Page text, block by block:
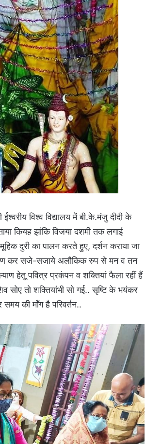
विश्व विद्यालय में बी.के.मंजु दीदी के
कियह झांकि विजया दशमी तक लगाई
दुरी का पालन करते हुए, दर्शन कराया जा
कर सजे-सजाये अलौकिक रुप से मन व तन
हेतू पवित्र प्रकंपन व शक्तियां फैला रहीं हैं
सोए तो शक्तियांभी सो गई.. सृष्टि के भयंकर
की माँग है परिवर्तन..